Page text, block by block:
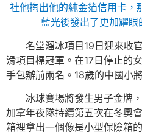
社他掏出他的純金箔信用卡，
藍光後發出了更加耀
名堂溜冰項目19日迎來收
滑項目標冠軍。在17日停止的
手包辦前兩名。18歲的中國小
冰球賽場將發生男子金牌
加拿年夜隊持續第五次在冬奧
箱裡拿出一個像是小型保險箱